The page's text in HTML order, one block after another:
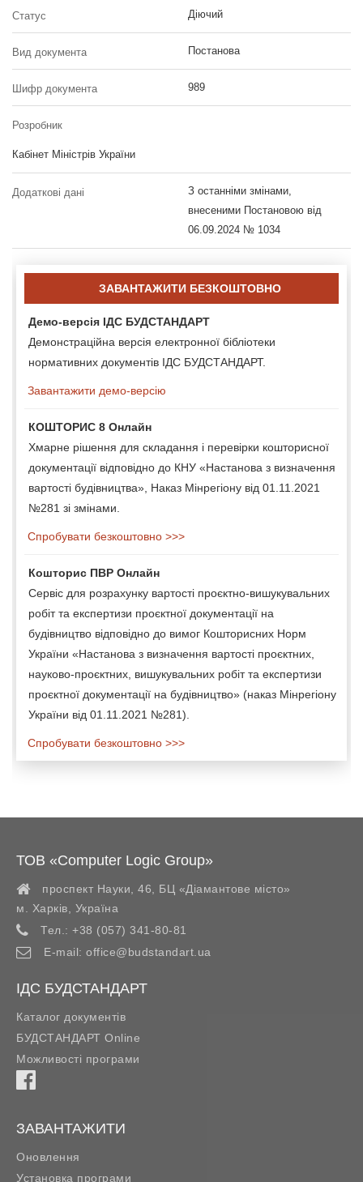
Статус Діючий
Вид документа Постанова
Шифр документа 989
Розробник
Кабінет Міністрів України
Додаткові дані
З останніми змінами,
внесеними Постановою від
06.09.2024 № 1034
ЗАВАНТАЖИТИ БЕЗКОШТОВНО
Демо-версія ІДС БУДСТАНДАРТ
Демонстраційна версія електронної бібліотеки
нормативних документів ІДС БУДСТАНДАРТ.
Завантажити демо-версію
КОШТОРИС 8 Онлайн
Хмарне рішення для складання і перевірки кошторисної
документації відповідно до КНУ «Настанова з визначення
вартості будівництва», Наказ Мінрегіону від 01.11.2021
№281 зі змінами.
Спробувати безкоштовно >>>
Кошторис ПВР Онлайн
Сервіс для розрахунку вартості проєктно-вишукувальних
робіт та експертизи проєктної документації на
будівництво відповідно до вимог Кошторисних Норм
України «Настанова з визначення вартості проєктних,
науково-проєктних, вишукувальних робіт та експертизи
проєктної документації на будівництво» (наказ Мінрегіону
України від 01.11.2021 №281).
Спробувати безкоштовно >>>
ТОВ «Computer Logic Group»
проспект Науки, 46, БЦ «Діамантове місто»
м. Харків
Україна
Тел.: +38 (057) 341-80-81
E-mail: office@budstandart.ua
ІДС БУДСТАНДАРТ
Каталог документів
БУДСТАНДАРТ Online
Можливості програми
ЗАВАНТАЖИТИ
Оновлення
Установка програми